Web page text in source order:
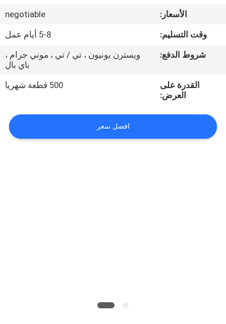
مراقبة
الجودة
اتصل
أخبار
اطلب
الأسعار:
negotiable
وقت التسليم:
5-8 أيام عمل
شروط الدفع:
ويسترن يونيون ، تي / تي ، موني جرام ،
باي بال
القدرة على
العرض:
500 قطعة شهريا
افضل سعر